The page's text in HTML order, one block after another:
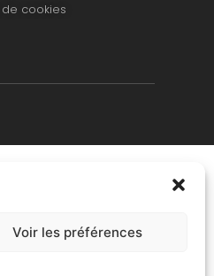
Voir les préférences
cookies